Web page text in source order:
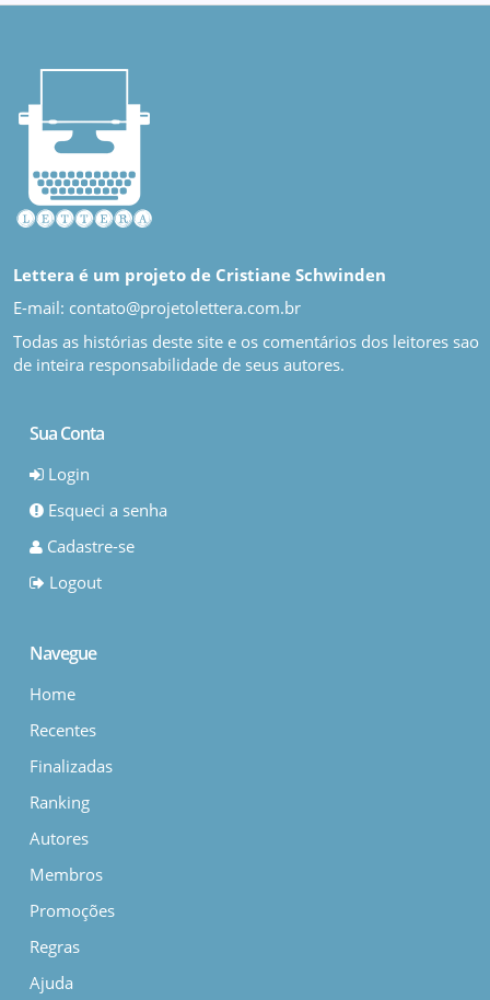
Lettera é um projeto de Cristiane Schwinden
E-mail: contato@projetolettera.com.br
Todas as histórias deste site e os comentários dos leitores sao
de inteira responsabilidade de seus autores.
Sua Conta
Login
Esqueci a senha
Cadastre-se
Logout
Navegue
Home
Recentes
Finalizadas
Ranking
Autores
Membros
Promoções
Regras
Ajuda